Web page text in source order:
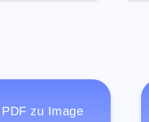
PDF zu Image